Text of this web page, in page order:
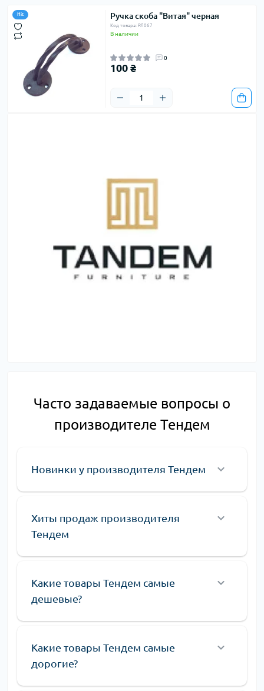
Hit Ручка скоба "Витая" черная
Код товара: РЛ067
В наличии
0
100 ₴
Часто задаваемые вопросы о
производителе Тендем
Новинки у производителя Тендем
Хиты продаж производителя
Тендем
Какие товары Тендем самые
дешевые?
Какие товары Тендем самые
дорогие?